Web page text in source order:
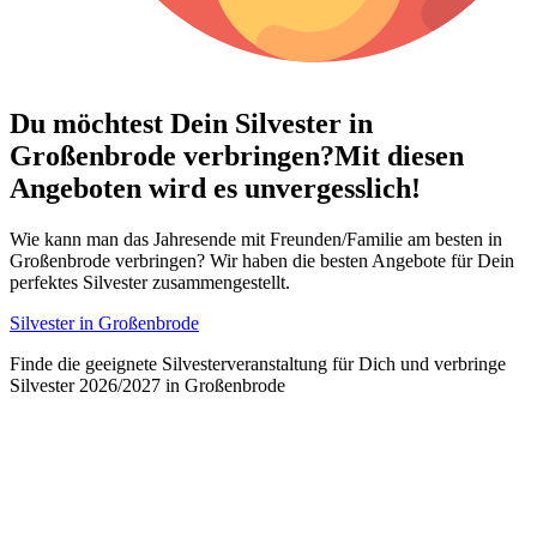
Du möchtest Dein Silvester in
Großenbrode verbringen?Mit diesen
Angeboten wird es unvergesslich!
Wie kann man das Jahresende mit Freunden/Familie am besten in
Großenbrode verbringen? Wir haben die besten Angebote für Dein
perfektes Silvester zusammengestellt.
Silvester in Großenbrode
Finde die geeignete Silvesterveranstaltung für Dich und verbringe
Silvester 2026/2027 in Großenbrode